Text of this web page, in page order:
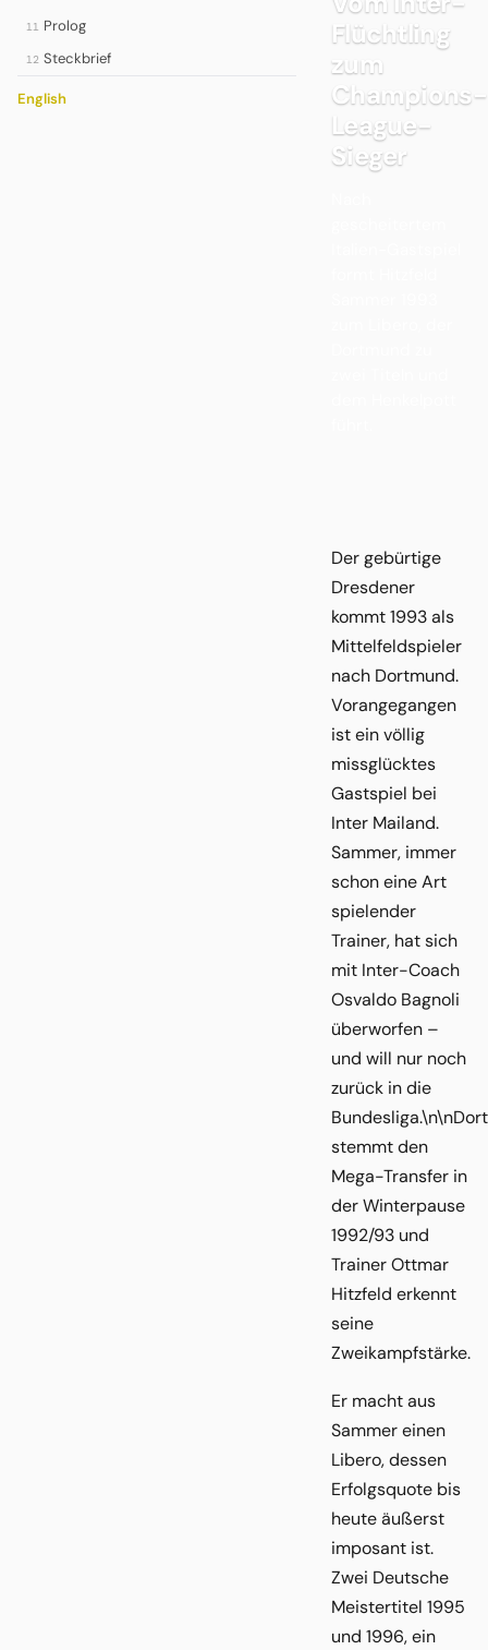
11 Prolog
12 Steckbrief
English
Flüchtling
zum
Champions-
League-
Sieger
Der gebürtige
Dresdener
kommt 1993 als
Mittelfeldspieler
nach Dortmund.
Vorangegangen
ist ein völlig
missglücktes
Gastspiel bei
Inter Mailand.
Sammer, immer
schon eine Art
spielender
Trainer, hat sich
mit Inter-Coach
Osvaldo Bagnoli
überworfen –
und will nur noch
zurück in die
stemmt den
Mega-Transfer in
der Winterpause
1992/93 und
Trainer Ottmar
Hitzfeld erkennt
seine
Zweikampfstärke.
Er macht aus
Sammer einen
Libero, dessen
Erfolgsquote bis
heute äußerst
imposant ist.
Zwei Deutsche
Meistertitel 1995
und 1996, ein